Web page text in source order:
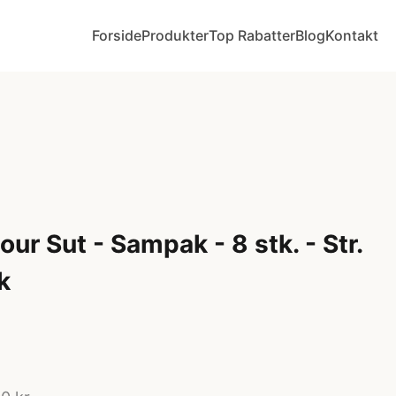
ForsideProdukterTop RabatterBlogKontakt
Sut - Sampak - 8 stk. - Str.